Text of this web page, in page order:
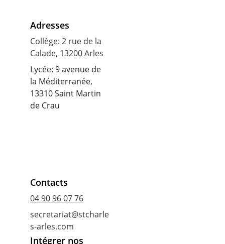
Adresses
Collège: 2 rue de la
Calade, 13200 Arles
Lycée: 9 avenue de
la Méditerranée,
13310 Saint Martin
de Crau
Contacts
04 90 96 07 76
secretariat@stcharle
s-arles.com
Intégrer nos